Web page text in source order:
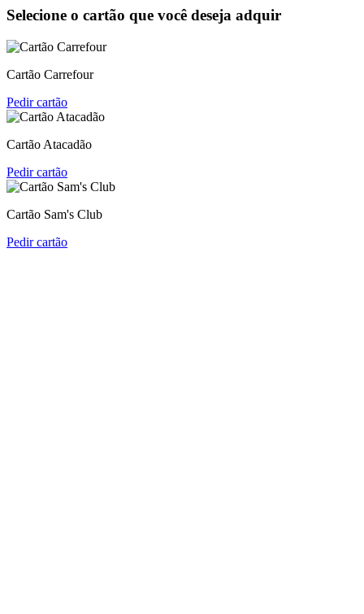
Selecione o cartão que você deseja adquir
Cartão Carrefour
Pedir cartão
Cartão Atacadão
Pedir cartão
Cartão Sam's Club
Pedir cartão